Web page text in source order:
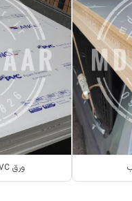
ورق PVC سه لایه ANG سفید